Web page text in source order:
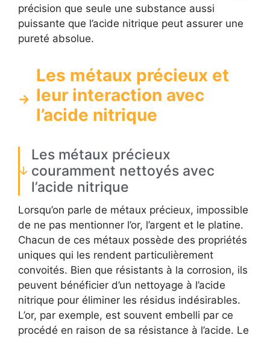
précision que seule une substance aussi
puissante que l’acide nitrique peut assurer une
pureté absolue.
Les métaux précieux et
leur interaction avec
l’acide nitrique
Les métaux précieux
couramment nettoyés avec
l’acide nitrique
Lorsqu’on parle de métaux précieux, impossible
de ne pas mentionner l’or, l’argent et le platine.
Chacun de ces métaux possède des propriétés
uniques qui les rendent particulièrement
convoités. Bien que résistants à la corrosion, ils
peuvent bénéficier d’un nettoyage à l’acide
nitrique pour éliminer les résidus indésirables.
L’or, par exemple, est souvent embelli par ce
procédé en raison de sa résistance à l’acide. Le